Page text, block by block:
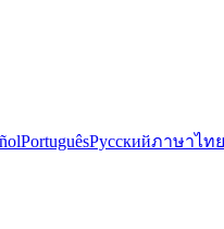
PortuguêsРусскийภาษาไทย